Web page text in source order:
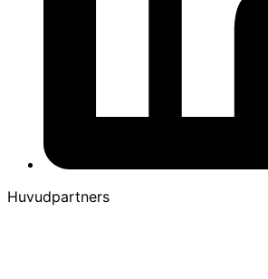
Huvudpartners